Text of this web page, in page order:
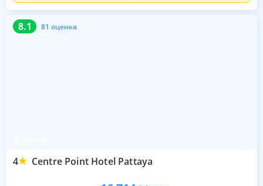
8.1 81 оценка
4 Centre Point Hotel Pattaya
8.1 81 оценка